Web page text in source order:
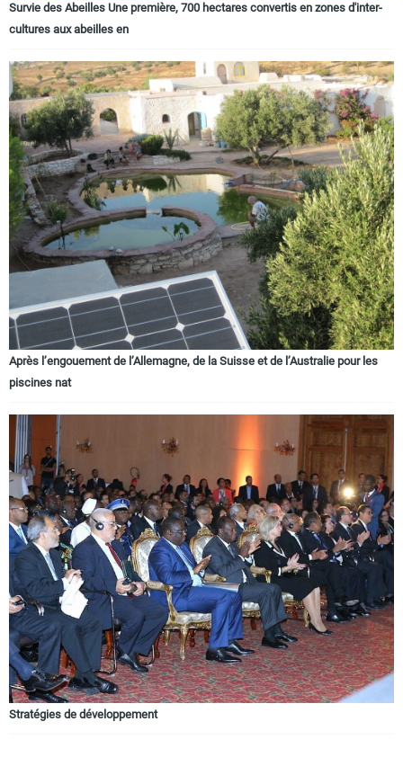
Survie des Abeilles Une première, 700 hectares convertis en zones d'inter-
cultures aux abeilles en
Après l’engouement de l’Allemagne, de la Suisse et de l’Australie pour les
piscines nat
Stratégies de développement